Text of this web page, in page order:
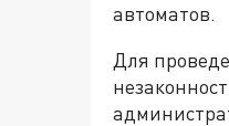
автоматов.
Для